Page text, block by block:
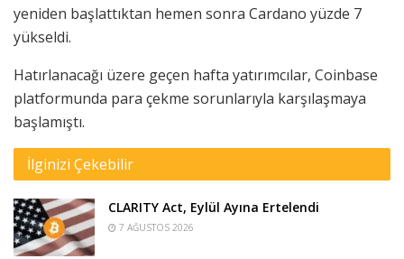
yeniden başlattıktan hemen sonra Cardano yüzde 7
yükseldi.
Hatırlanacağı üzere geçen hafta yatırımcılar, Coinbase
platformunda para çekme sorunlarıyla karşılaşmaya
başlamıştı.
İlginizi Çekebilir
CLARITY Act, Eylül Ayına Ertelendi
7 AĞUSTOS 2026